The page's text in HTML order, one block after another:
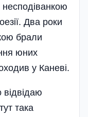
Два роки
брали
юних
у Каневі.
така